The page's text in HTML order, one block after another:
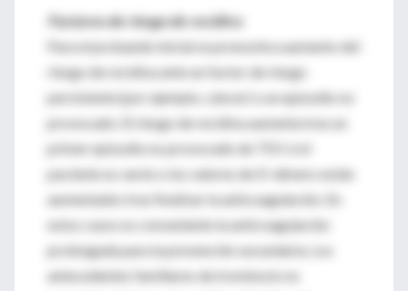
Factores de riesgo de recidiva
Para el probando inicial se pronostica aumento del
riesgo de recidiva ante un factor de riesgo
persistente (por ejemplo, cáncer) o un episodio no
provocado. El riesgo de recidiva aumenta tras un
primer episodio no provocado de TEV si el
paciente es varón o los valores de D-dímero están
aumentados tras finalizar la anticoagulación. En
estos casos es conveniente la anticoagulación
prolongada para la prevención secundaria. Los
antecedentes familiares de trombosis no